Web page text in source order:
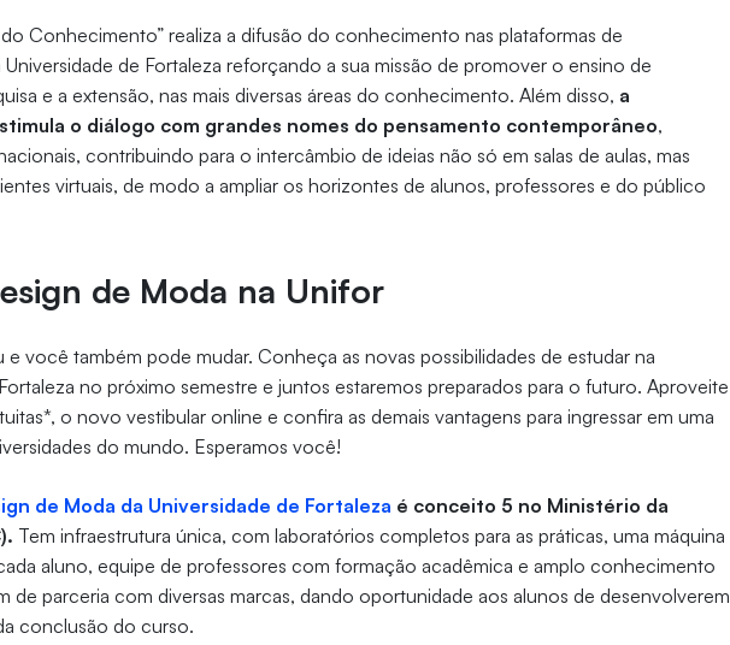
Conhecimento” realiza a difusão do conhecimento nas plataformas de
de Fortaleza reforçando a sua missão de promover o ensino de
e a extensão, nas mais diversas áreas do conhecimento. Além disso, a
o diálogo com grandes nomes do pensamento contemporâneo,
contribuindo para o intercâmbio de ideias não só em salas de aulas, mas
virtuais, de modo a ampliar os horizontes de alunos, professores e do público
de Moda na Unifor
você também pode mudar. Conheça as novas possibilidades de estudar na
no próximo semestre e juntos estaremos preparados para o futuro. Aproveite
o novo vestibular online e confira as demais vantagens para ingressar em uma
do mundo. Esperamos você!
de Moda da Universidade de Fortaleza é conceito 5 no Ministério da
Tem infraestrutura única, com laboratórios completos para as práticas, uma máquina
aluno, equipe de professores com formação acadêmica e amplo conhecimento
de parceria com diversas marcas, dando oportunidade aos alunos de desenvolverem
conclusão do curso.